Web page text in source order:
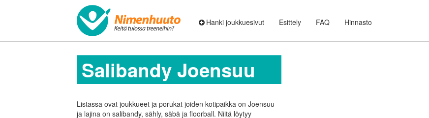
Hanki joukkuesivut Esittely FAQ Hinnasto
Salibandy Joensuu
Listassa ovat joukkueet ja porukat joiden kotipaikka on Joensuu
ja lajina on salibandy, sähly, säbä ja floorball. Niitä löytyy